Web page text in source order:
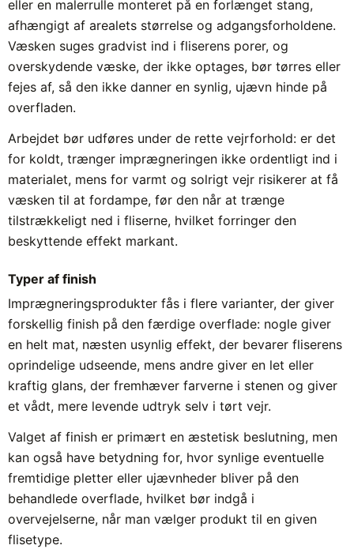
eller en malerrulle monteret på en forlænget stang,
afhængigt af arealets størrelse og adgangsforholdene.
Væsken suges gradvist ind i fliserens porer, og
overskydende væske, der ikke optages, bør tørres eller
fejes af, så den ikke danner en synlig, ujævn hinde på
overfladen.
Arbejdet bør udføres under de rette vejrforhold: er det
for koldt, trænger imprægneringen ikke ordentligt ind i
materialet, mens for varmt og solrigt vejr risikerer at få
væsken til at fordampe, før den når at trænge
tilstrækkeligt ned i fliserne, hvilket forringer den
beskyttende effekt markant.
Typer af finish
Imprægneringsprodukter fås i flere varianter, der giver
forskellig finish på den færdige overflade: nogle giver
en helt mat, næsten usynlig effekt, der bevarer fliserens
oprindelige udseende, mens andre giver en let eller
kraftig glans, der fremhæver farverne i stenen og giver
et vådt, mere levende udtryk selv i tørt vejr.
Valget af finish er primært en æstetisk beslutning, men
kan også have betydning for, hvor synlige eventuelle
fremtidige pletter eller ujævnheder bliver på den
behandlede overflade, hvilket bør indgå i
overvejelserne, når man vælger produkt til en given
flisetype.